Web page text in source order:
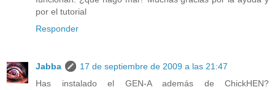
por el tutorial
Responder
Jabba
17 de septiembre de 2009 a las 21:47
Has instalado el GEN-A además de ChickHEN?